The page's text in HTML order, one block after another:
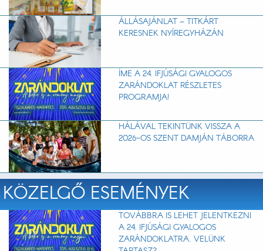
ÁLLÁSAJÁNLAT – TITKÁRT
KERESNEK NYÍREGYHÁZÁN
ÍME A 24. IFJÚSÁGI GYALOGOS
ZARÁNDOKLAT RÉSZLETES
PROGRAMJA!
HÁLÁVAL TEKINTÜNK VISSZA A
2026-OS SZENT DAMJÁN TÁBORRA
KÖZELGŐ ESEMÉNYEK
TOVÁBBRA IS LEHET JELENTKEZNI
A 24. IFJÚSÁGI GYALOGOS
ZARÁNDOKLATRA. VELÜNK